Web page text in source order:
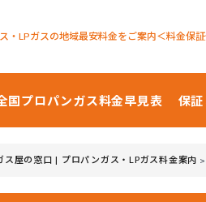
・LPガスの地域最安料金をご案内＜料金保
国プロパンガス料金早見表 保
ス屋の窓口 | プロパンガス・LPガス料金案内